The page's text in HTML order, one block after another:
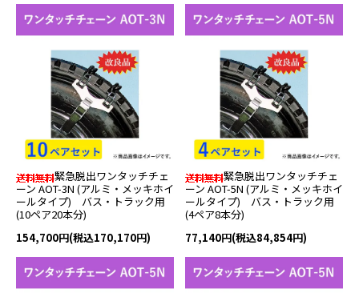
緊急脱出ワンタッチチェ
ーン AOT-3N (アルミ・メッキホイ
ールタイプ) バス・トラック用
(10ペア20本分)
154,700円(税込170,170円)
緊急脱出ワンタッチチェ
ーン AOT-5N (アルミ・メッキホイ
ールタイプ) バス・トラック用
(4ペア8本分)
77,140円(税込84,854円)